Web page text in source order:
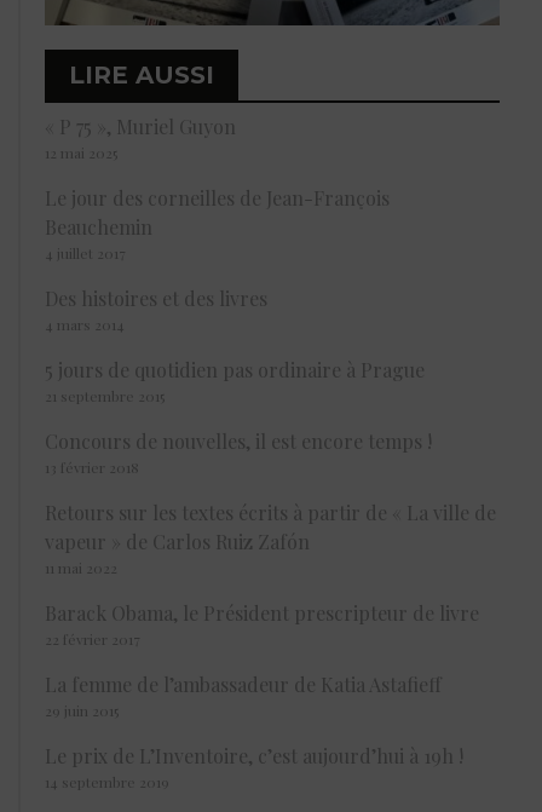
LIRE AUSSI
« P 75 », Muriel Guyon
12 mai 2025
Le jour des corneilles de Jean-François
Beauchemin
4 juillet 2017
Des histoires et des livres
4 mars 2014
5 jours de quotidien pas ordinaire à Prague
21 septembre 2015
Concours de nouvelles, il est encore temps !
13 février 2018
Retours sur les textes écrits à partir de « La ville de
vapeur » de Carlos Ruiz Zafón
11 mai 2022
Barack Obama, le Président prescripteur de livre
22 février 2017
La femme de l’ambassadeur de Katia Astafieff
29 juin 2015
Le prix de L’Inventoire, c’est aujourd’hui à 19h !
14 septembre 2019